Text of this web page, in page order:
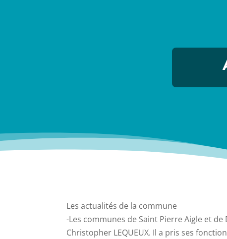
Les actualités de la commune
-Les communes de Saint Pierre Aigle et
Christopher LEQUEUX. Il a pris ses